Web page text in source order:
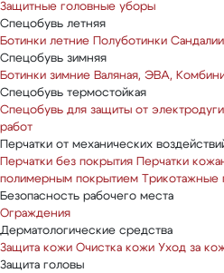
Защитные головные уборы
Спецобувь летняя
Ботинки летние
Полуботинки Сандалии
Спецобувь зимняя
Ботинки зимние Валяная, ЭВА,
Спецобувь термостойкая
Спецобувь для защиты от электродуги
работ
Перчатки от механических
Перчатки без покрытия
Перчатки
полимерным покрытием
Трикотажные
Безопасность рабочего места
Ограждения
Дерматологические средства
Защита кожи Очистка кожи Уход за
Защита головы